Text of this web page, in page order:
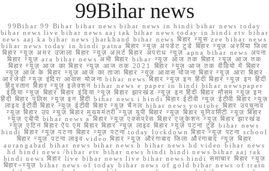
99Bihar news
99Bihar 99 Bihar bihar news bihar news in hindi bihar news today
bihar news live bihar news aaj tak bihar news today in hindi etv bihar
news aaj ka bihar news jharkhand bihar news बिहार न्यूस zee bihar news
bihar news today in hindi patna बिहार न्यूज़ अपडेट टुडे बिहार न्यूज़ अररिया जिला
बिहार न्यूज़ अमर उजाला बिहार न्यूज़ अलर्ट बिहार अपराध न्यूज़ apna bihar news अपना
बिहार न्यूज़ ara bihar news अभी बिहार bihar न्यूज़ आज तक बिहार न्यूज़ आज तक
बिहार न्यूज़ आज का बिहार न्यूज़ आज तक 2021 बिहार न्यूज़ आज तक वीडियो में बिहार
न्यूज़ आज के बिहार न्यूज़ आज का ताजा बिहार न्यूज़ आवास योजना बिहार न्यूज़ आरा बिहार
आरजेडी न्यूज़ इंदिरा आवास योजना bihar news बिहार न्यूज़ इन हिंदी बिहार न्यूज़ इन हिंदी
हिंदुस्तान बिहार न्यूज़ इलेक्शन bihar news e paper in hindi bihar newspaper
इंडिया न्यूज़ बिहार बिहार इंडिया न्यूज़ बिहार झारखंड न्यूज़ इन हिंदी बिहार मौसम न्यूज़ इन
हिंदी बिहार पुलिस न्यूज़ इन हिंदी bihar news i hindi बिहार ईटीवी न्यूज़ ईटीवी बिहार न्यूज़
लाइव ईटीवी बिहार न्यूज़ ईटीवी बिहार न्यूज़ चैनल bihar news youtube बिहार उपचुनाव
न्यूज़ बिहार उप न्यूज़ बिहार मुख्यमंत्री न्यूज़ यूपी बिहार न्यूज़ बिहार यूनिवर्सिटी न्यूज़ बिहार
न्यूज़ एबीपी bihar news a बिहार न्यूज़ एक्सप्रेस बिहार एजुकेशन न्यूज़ बिहार झारखंड
न्यूज़ एटिन बिहार ऐप एम बिहार बिहार न्यूज़ लाइव बिहार न्यूज़ पटना टुडे bihar news
hindi बिहार न्यूज़ पटना बिहार न्यूज़ पटना today lockdown बिहार न्यूज़ पटना school
बिहार न्यूज़ पटना लाइव video बिहार न्यूज़ औरंगाबाद जिला औरंगाबाद न्यूज़ बिहार
aurangabad bihar news bihar news h bihar news hd video bihar news
hd hindi news /bihar etv bihar news hindi hindi news bihar aaj tak
hindi news बिहार live bihar news live bihar news hindi समाचार बिहार न्यूज़
बिहार+न्यूज़ bihar news of today bihar news of gold bihar news of train